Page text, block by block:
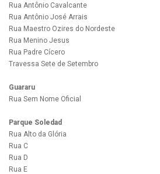
Rua Antônio Cavalcante
Rua Antônio José Arrais
Rua Maestro Ozires do Nordeste
Rua Menino Jesus
Rua Padre Cícero
Travessa Sete de Setembro
Guararu
Rua Sem Nome Oficial
Parque Soledad
Rua Alto da Glória
Rua C
Rua D
Rua E